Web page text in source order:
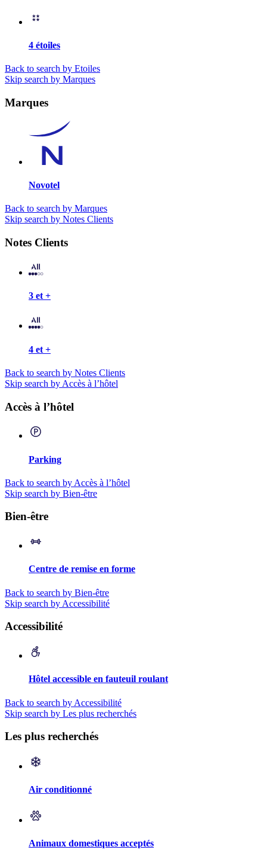
4 étoiles
Back to search by Etoiles
Skip search by Marques
Marques
Novotel
Back to search by Marques
Skip search by Notes Clients
Notes Clients
3 et +
4 et +
Back to search by Notes Clients
Skip search by Accès à l’hôtel
Accès à l’hôtel
Parking
Back to search by Accès à l’hôtel
Skip search by Bien-être
Bien-être
Centre de remise en forme
Back to search by Bien-être
Skip search by Accessibilité
Accessibilité
Hôtel accessible en fauteuil roulant
Back to search by Accessibilité
Skip search by Les plus recherchés
Les plus recherchés
Air conditionné
Animaux domestiques acceptés